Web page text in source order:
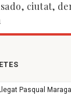
ciutat,
Pasqual Maragall